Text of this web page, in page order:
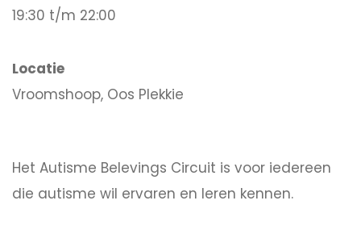
19:30 t/m 22:00
Locatie
Vroomshoop, Oos Plekkie
Het Autisme Belevings Circuit is voor iedereen
die autisme wil ervaren en leren kennen.